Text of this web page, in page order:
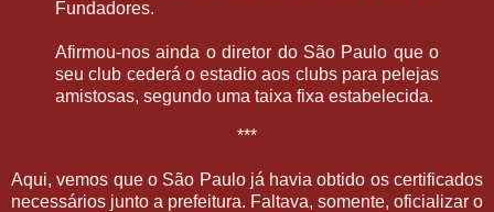
Fundadores.
Afirmou-nos ainda o diretor do São Paulo que o
seu club cederá o estadio aos clubs para pelejas
amistosas, segundo uma taixa fixa estabelecida.
***
Aqui, vemos que o São Paulo já havia obtido os certificados
necessários junto a prefeitura. Faltava, somente, oficializar o